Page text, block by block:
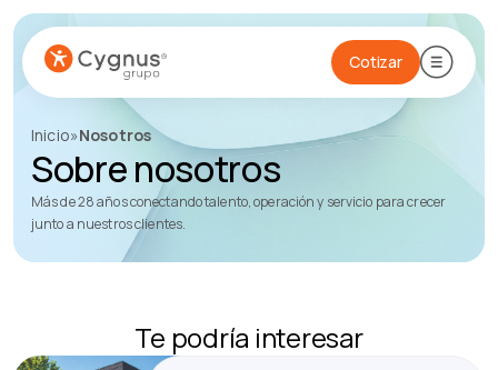
Cotizar
Inicio»Nosotros
Sobre nosotros
Más de 28 años conectando talento, operación y servicio para crecer
junto a nuestros clientes.
Te podría interesar